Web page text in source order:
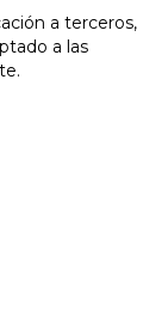
a terceros,
a las